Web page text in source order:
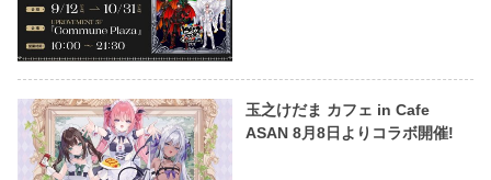
玉之けだま カフェ in Cafe
ASAN 8月8日よりコラボ開催!